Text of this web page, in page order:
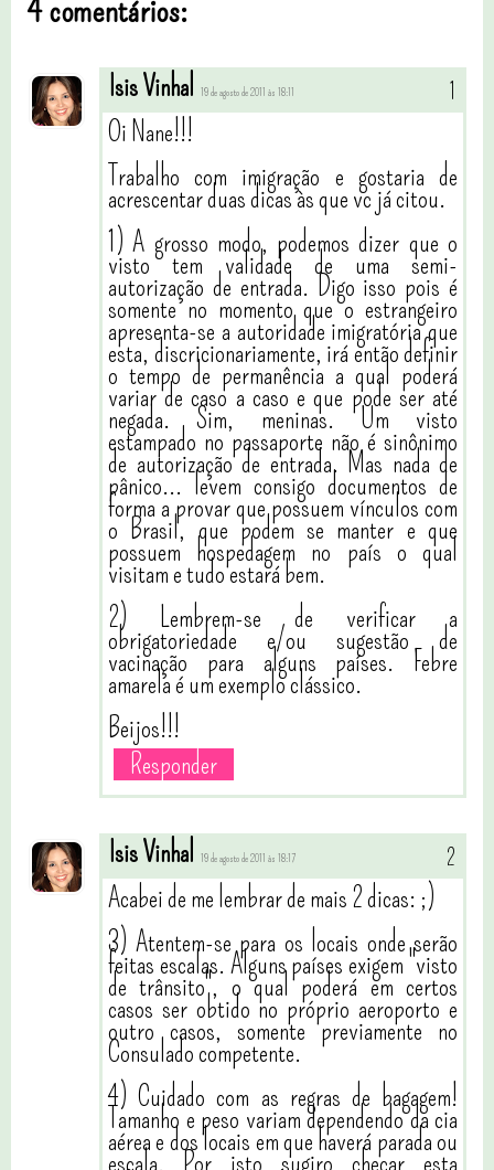
4 comentários:
Isis Vinhal 19 de agosto de 2011 às 18:11
Oi Nane!!!
Trabalho com imigração e gostaria de
acrescentar duas dicas às que vc já citou.
1) A grosso modo, podemos dizer que o
visto tem validade de uma semi-
autorização de entrada. Digo isso pois é
somente no momento que o estrangeiro
apresenta-se a autoridade imigratória que
esta, discricionariamente, irá então definir
o tempo de permanência a qual poderá
variar de caso a caso e que pode ser até
negada. Sim, meninas. Um visto
estampado no passaporte não é sinônimo
de autorização de entrada. Mas nada de
pânico... levem consigo documentos de
forma a provar que possuem vínculos com
o Brasil, que podem se manter e que
possuem hospedagem no país o qual
visitam e tudo estará bem.
2) Lembrem-se de verificar a
obrigatoriedade e/ou sugestão de
vacinação para alguns países. Febre
amarela é um exemplo clássico.
Beijos!!!
Responder
Isis Vinhal 19 de agosto de 2011 às 18:17
Acabei de me lembrar de mais 2 dicas: ;)
3) Atentem-se para os locais onde serão
feitas escalas. Alguns países exigem "visto
de trânsito", o qual poderá em certos
casos ser obtido no próprio aeroporto e
outro casos, somente previamente no
Consulado competente.
4) Cuidado com as regras de bagagem!
Tamanho e peso variam dependendo da cia
aérea e dos locais em que haverá parada ou
escala. Por isto sugiro checar esta